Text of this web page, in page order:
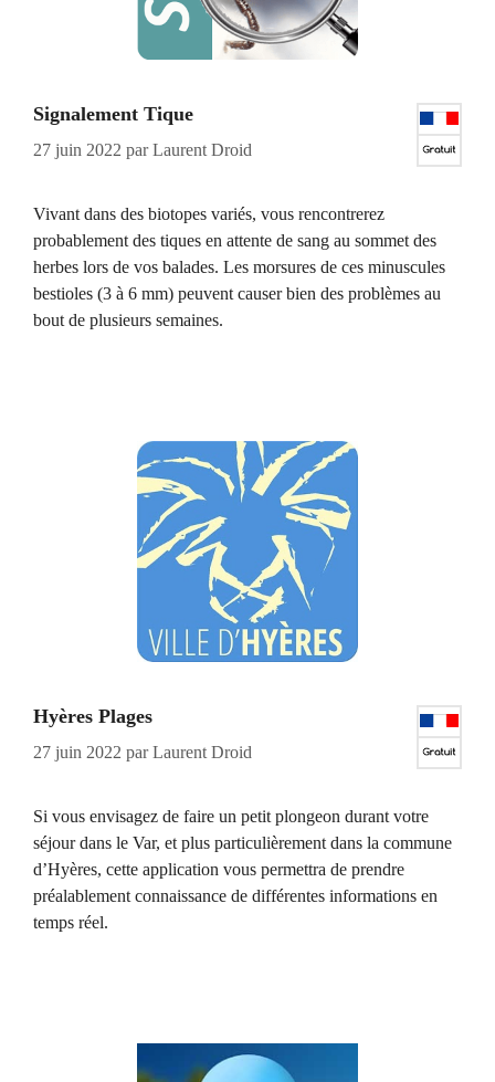
Signalement Tique
27 juin 2022 parLaurent Droid
Vivant dans des biotopes variés, vous rencontrerez
probablement des tiques en attente de sang au sommet des
herbes lors de vos balades. Les morsures de ces minuscules
bestioles (3 à 6 mm) peuvent causer bien des problèmes au
bout de plusieurs semaines.
Hyères Plages
27 juin 2022 parLaurent Droid
Si vous envisagez de faire un petit plongeon durant votre
séjour dans le Var, et plus particulièrement dans la commune
d’Hyères, cette application vous permettra de prendre
préalablement connaissance de différentes informations en
temps réel.